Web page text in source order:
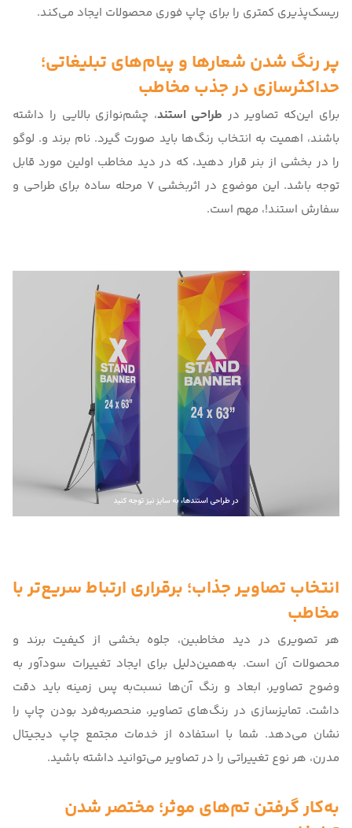
ریسک‌پذیری کمتری را برای چاپ فوری محصولات ایجاد می‌کند.
پر رنگ شدن شعارها و پیام‌های تبلیغاتی؛
حداکثرسازی در جذب مخاطب
برای این‌که تصاویر در طراحی استند، چشم‌نوازی بالایی را داشته
باشند، اهمیت به انتخاب رنگ‌ها باید صورت گیرد. نام برند و. لوگو
را در بخشی از بنر قرار دهید، که در دید مخاطب اولین مورد قابل
توجه باشد. این موضوع در اثربخشی
7 مرحله ساده برای طراحی و
سفارش استند!، مهم است.
انتخاب تصاویر جذاب؛ برقراری ارتباط سریع‌تر با
مخاطب
هر تصویری در دید مخاطبین، جلوه بخشی از کیفیت برند و
محصولات آن است. به‌همین‌دلیل برای ایجاد تغییرات سودآور به
وضوح تصاویر، ابعاد و رنگ آن‌ها نسبت‌به پس زمینه باید دقت
داشت. تمایزسازی در رنگ‌های تصاویر، منحصربه‌فرد بودن چاپ را
نشان می‌دهد. شما با استفاده از خدمات مجتمع چاپ دیجیتال
مدرن، هر نوع تغییراتی را در تصاویر می‌توانید داشته باشید.
به‌کار گرفتن تم‌های موثر؛ مختصر شدن